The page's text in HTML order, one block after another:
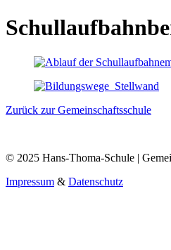
Zurück zur Gemeinschaftsschule
© 2025 Hans-Thoma-Schule |
Impressum & Datenschutz